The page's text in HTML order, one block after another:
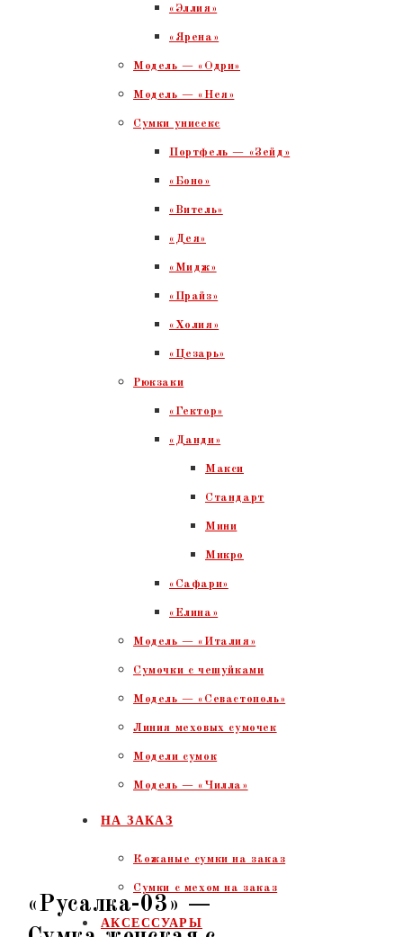
«Эллия»
«Ярена»
Модель — «Одри»
Модель — «Нея»
Сумки унисекс
Портфель — «Зейд»
«Боно»
«Витель»
«Дея»
«Мидж»
«Прайз»
«Холия»
«Цезарь»
Рюкзаки
«Гектор»
«Данди»
Макси
Стандарт
Мини
Микро
«Сафари»
«Елина»
Модель — «Италия»
Сумочки с чешуйками
Модель — «Севастополь»
Линия меховых сумочек
Модели сумок
Модель — «Чилла»
НА ЗАКАЗ
Кожаные сумки на заказ
Сумки с мехом на заказ
АКСЕССУАРЫ
«Русалка-03» —